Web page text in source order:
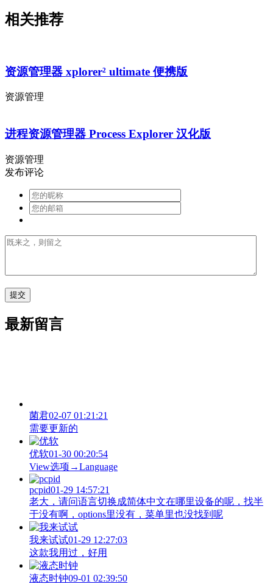
相关推荐
资源管理器 xplorer² ultimate 便携版
资源管理
进程资源管理器 Process Explorer 汉化版
资源管理
发布评论
最新留言
菌君02-07 01:21:21
需要更新的
优软01-30 00:20:54
View‌选项→Language
pcpid01-29 14:57:21
老大，请问语言切换成简体中文在哪里设备的呢，找半
于没有啊，options里没有，菜单里也没找到呢
我来试试01-29 12:27:03
这款我用过，好用
液态时钟09-01 02:39:50